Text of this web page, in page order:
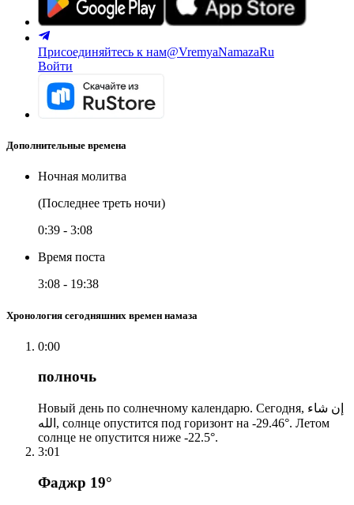
Присоединяйтесь к нам@VremyaNamazaRu
Войти
Дополнительные времена
Ночная молитва
(Последнее треть ночи)
0:39 - 3:08
Время поста
3:08 - 19:38
Хронология сегодняшних времен намаза
0:00
полночь
Новый день по солнечному календарю. Сегодня, إن شاء
الله, солнце опустится под горизонт на -29.46°. Летом
солнце не опустится ниже -22.5°.
3:01
Фаджр 19°